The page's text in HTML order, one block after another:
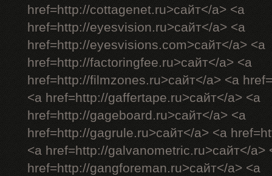
href=http://cottagenet.ru>сайт</a> <a
href=http://eyesvision.ru>сайт</a> <a
href=http://eyesvisions.com>сайт</a> <a
href=http://factoringfee.ru>сайт</a> <a
href=http://filmzones.ru>сайт</a> <a
<a href=http://gaffertape.ru>сайт</a> <a
href=http://gageboard.ru>сайт</a> <a
href=http://gagrule.ru>сайт</a> <a
<a href=http://galvanometric.ru>сайт</a>
href=http://gangforeman.ru>сайт</a> <a